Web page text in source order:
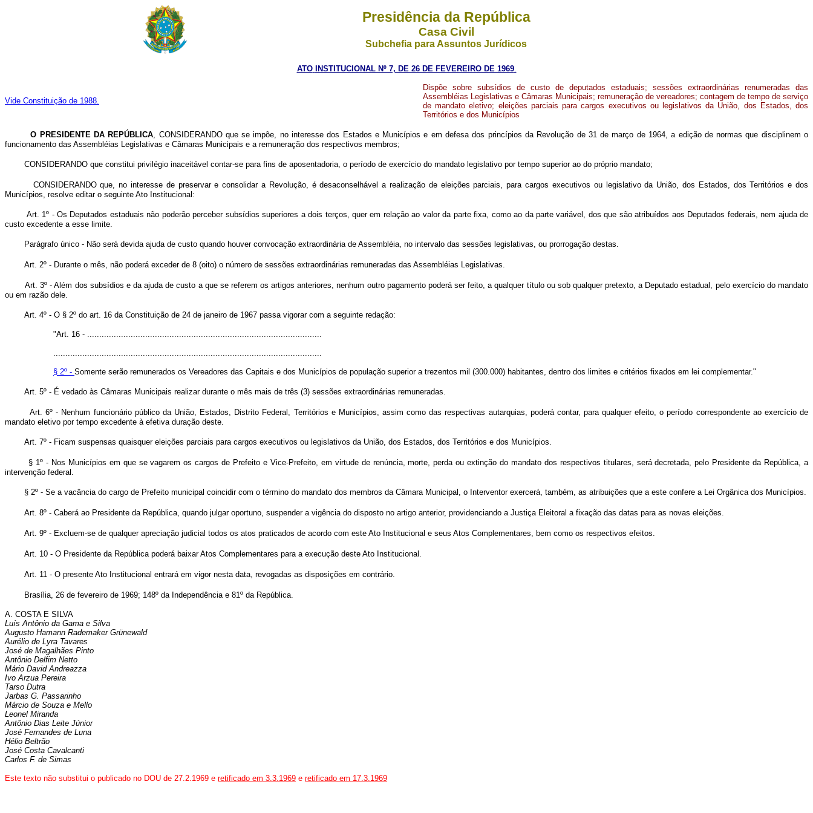
Presidência da República
Casa Civil
Subchefia para Assuntos Jurídicos
ATO INSTITUCIONAL Nº 7, DE 26 DE FEVEREIRO DE 1969.
Vide Constituição de 1988.
Dispõe sobre subsídios de custo de deputados estaduais; sessões extraordinárias renumeradas das
Assembléias Legislativas e Câmaras Municipais; remuneração de vereadores; contagem de tempo de serviço
de mandato eletivo; eleições parciais para cargos executivos ou legislativos da União, dos Estados, dos
Territórios e dos Municípios
O PRESIDENTE DA REPÚBLICA, CONSIDERANDO que se impõe, no interesse dos Estados e Municípios e em defesa dos princípios da Revolução de 31 de março de 1964, a edição de normas que disciplinem o
funcionamento das Assembléias Legislativas e Câmaras Municipais e a remuneração dos respectivos membros;
CONSIDERANDO que constitui privilégio inaceitável contar-se para fins de aposentadoria, o período de exercício do mandato legislativo por tempo superior ao do próprio mandato;
CONSIDERANDO que, no interesse de preservar e consolidar a Revolução, é desaconselhável a realização de eleições parciais, para cargos executivos ou legislativo da União, dos Estados, dos Territórios e dos
Municípios, resolve editar o seguinte Ato Institucional:
Art. 1º - Os Deputados estaduais não poderão perceber subsídios superiores a dois terços, quer em relação ao valor da parte fixa, como ao da parte variável, dos que são atribuídos aos Deputados federais, nem ajuda de
custo excedente a esse limite.
Parágrafo único - Não será devida ajuda de custo quando houver convocação extraordinária de Assembléia, no intervalo das sessões legislativas, ou prorrogação destas.
Art. 2º - Durante o mês, não poderá exceder de 8 (oito) o número de sessões extraordinárias remuneradas das Assembléias Legislativas.
Art. 3º - Além dos subsídios e da ajuda de custo a que se referem os artigos anteriores, nenhum outro pagamento poderá ser feito, a qualquer título ou sob qualquer pretexto, a Deputado estadual, pelo exercício do mandato
ou em razão dele.
Art. 4º - O § 2º do art. 16 da Constituição de 24 de janeiro de 1967 passa vigorar com a seguinte redação:
"Art. 16 - .................................................................................................
...............................................................................................................
§ 2º - Somente serão remunerados os Vereadores das Capitais e dos Municípios de população superior a trezentos mil (300.000) habitantes, dentro dos limites e critérios fixados em lei complementar."
Art. 5º - É vedado às Câmaras Municipais realizar durante o mês mais de três (3) sessões extraordinárias remuneradas.
Art. 6º - Nenhum funcionário público da União, Estados, Distrito Federal, Territórios e Municípios, assim como das respectivas autarquias, poderá contar, para qualquer efeito, o período correspondente ao exercício de
mandato eletivo por tempo excedente à efetiva duração deste.
Art. 7º - Ficam suspensas quaisquer eleições parciais para cargos executivos ou legislativos da União, dos Estados, dos Territórios e dos Municípios.
§ 1º - Nos Municípios em que se vagarem os cargos de Prefeito e Vice-Prefeito, em virtude de renúncia, morte, perda ou extinção do mandato dos respectivos titulares, será decretada, pelo Presidente da República, a
intervenção federal.
§ 2º - Se a vacância do cargo de Prefeito municipal coincidir com o término do mandato dos membros da Câmara Municipal, o Interventor exercerá, também, as atribuições que a este confere a Lei Orgânica dos Municípios.
Art. 8º - Caberá ao Presidente da República, quando julgar oportuno, suspender a vigência do disposto no artigo anterior, providenciando a Justiça Eleitoral a fixação das datas para as novas eleições.
Art. 9º - Excluem-se de qualquer apreciação judicial todos os atos praticados de acordo com este Ato Institucional e seus Atos Complementares, bem como os respectivos efeitos.
Art. 10 - O Presidente da República poderá baixar Atos Complementares para a execução deste Ato Institucional.
Art. 11 - O presente Ato Institucional entrará em vigor nesta data, revogadas as disposições em contrário.
Brasília, 26 de fevereiro de 1969; 148º da Independência e 81º da República.
A. COSTA E SILVA
Luís Antônio da Gama e Silva
Augusto Hamann Rademaker Grünewald
Aurélio de Lyra Tavares
José de Magalhães Pinto
Antônio Delfim Netto
Mário David Andreazza
Ivo Arzua Pereira
Tarso Dutra
Jarbas G. Passarinho
Márcio de Souza e Mello
Leonel Miranda
Antônio Dias Leite Júnior
José Fernandes de Luna
Hélio Beltrão
José Costa Cavalcanti
Carlos F. de Simas
Este texto não substitui o publicado no DOU de 27.2.1969 e retificado em 3.3.1969 e retificado em 17.3.1969